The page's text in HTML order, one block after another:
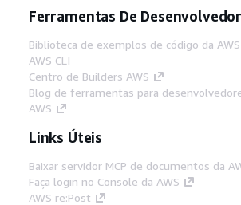
Ferramentas De Desenvolvedor
Biblioteca de exemplos de código da AWS
AWS CLI
Centro de Builders AWS
Blog de ferramentas para
AWS
Links Úteis
Baixar servidor MCP de documentos da
Faça login no Console da AWS
AWS re:Post